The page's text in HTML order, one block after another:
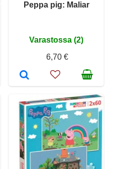
Peppa pig: Maliar
Varastossa (2)
6,70 €